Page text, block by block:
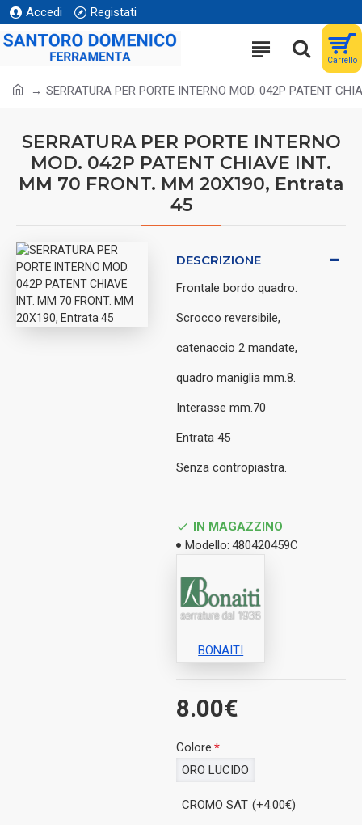
Accedi Registati
Carrello
SERRATURA PER PORTE INTERNO MOD. 042P PATENT
SERRATURA PER PORTE INTERNO
MOD. 042P PATENT CHIAVE INT.
MM 70 FRONT. MM 20X190, Entrata
45
DESCRIZIONE
Frontale bordo quadro.
Scrocco reversibile,
catenaccio 2 mandate,
quadro maniglia mm.8.
Interasse mm.70
Entrata 45
Senza contropiastra.
8.00€
IN MAGAZZINO
Modello: 480420459C
BONAITI
Colore
ORO LUCIDO
CROMO SAT (+4.00€)